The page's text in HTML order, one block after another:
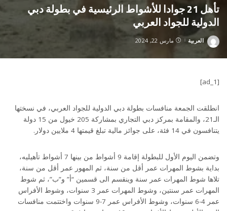
تأهل 21 جوادا للأشواط الرئيسية في بطولة دبي
الدولية للجواد العربي
Posted
العربية مارس 22, 2024
[ad_1]
انطلقت الجمعة منافسات بطولة دبي الدولية للجواد العربي، في نسختها
الـ21، والمقامة بمركز دبي التجاري بمشاركة 205 خيول من 15 دولة
يتنافسون في 14 فئة، على جوائز مالية تبلغ قيمتها 4 ملايين دولار.
وتضمن اليوم الأول للبطولة إقامة 9 أشواط من بينها 7 أشواط تأهيليه،
بداية بشوط المهرات عمر أقل من سنة، ثم المهور عمر أقل من سنة،
تلاها شوط المهرات عمر سنة وينقسم الى قسمين “أ” و”ب”، ثم شوط
المهرات عمر سنتين، وشوط المهرات عمر 3 سنوات، وشوط الأفراس
عمر 4-6 سنوات، وشوط الأفراس عمر 7-9 سنوات واختتمت منافسات